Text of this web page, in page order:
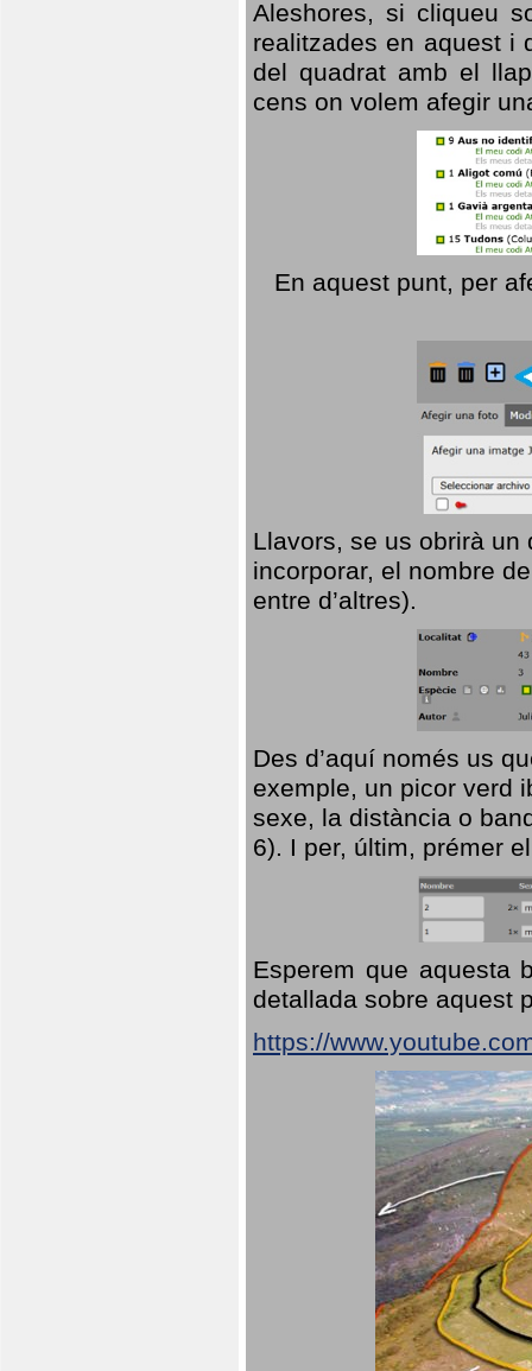
Aleshores, si cliqueu
realitzades en aquest i
del quadrat amb el
cens on volem afegir
En aquest punt, per
Llavors, se us obrirà
incorporar, el nombre
entre d’altres).
Des d’aquí només us
exemple, un picor verd
sexe, la distància o
6). I per, últim, prémer
Esperem que aquesta
detallada sobre aquest
https://